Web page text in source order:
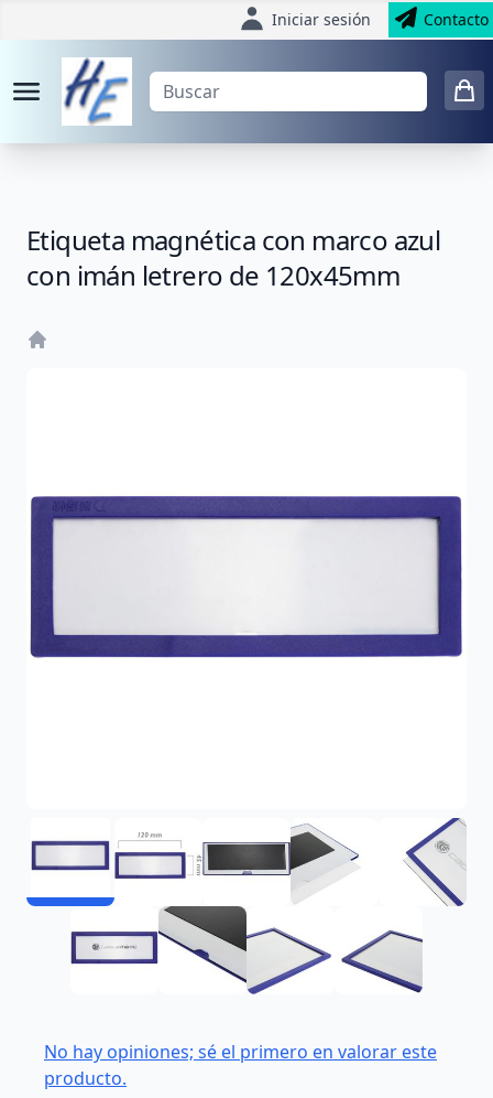
Iniciar sesión Contacto
Etiqueta magnética con marco azul
con imán letrero de 120x45mm
No hay opiniones; sé el primero en valorar este
producto.